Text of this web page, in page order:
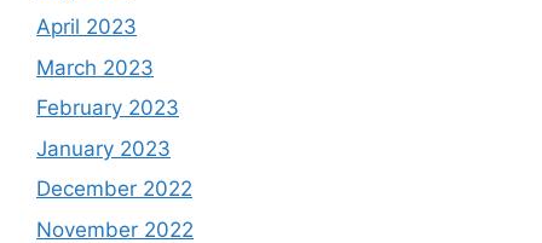
April 2023
March 2023
February 2023
January 2023
December 2022
November 2022